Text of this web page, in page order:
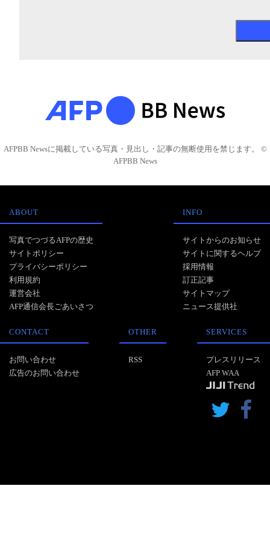
AFPBB Newsに掲載している写真・見出し・記事の無断使用を禁じます。 ©
AFPBB News
ABOUT
写真でつづるAFPの歴史
サイトポリシー
プライバシーポリシー
利用規約
運営会社
AFP通信会長ごあいさつ
INFO
サイトからのお知らせ
サイトに関するヘルプ
採用情報
訂正記事
サイトマップ
ニュース提供社
CONTACT
お問い合わせ
広告のお問い合わせ
OTHER
RSS
SERVICES
プレスリリース
AFP WAA